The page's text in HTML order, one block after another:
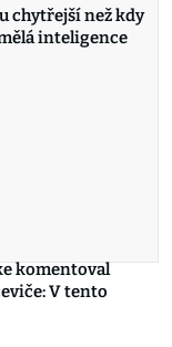
chytřejší než kdy
inteligence
komentoval
V tento